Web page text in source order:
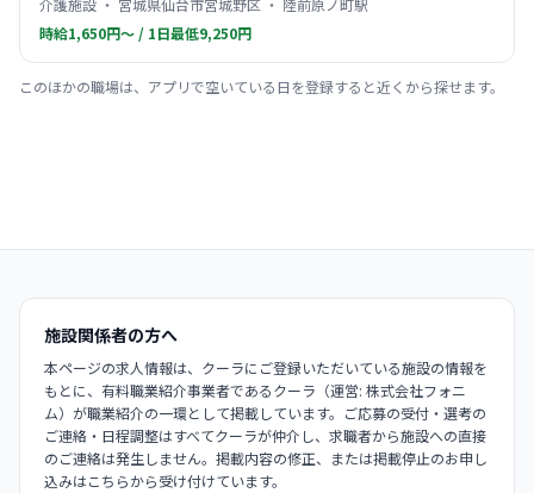
介護施設 ・ 宮城県仙台市宮城野区 ・ 陸前原ノ町駅
時給1,650円〜 / 1日最低9,250円
このほかの職場は、アプリで空いている日を登録すると近くから探せます。
施設関係者の方へ
本ページの求人情報は、クーラにご登録いただいている施設の情報を
もとに、有料職業紹介事業者であるクーラ（運営: 株式会社フォニ
ム）が職業紹介の一環として掲載しています。ご応募の受付・選考の
ご連絡・日程調整はすべてクーラが仲介し、求職者から施設への直接
のご連絡は発生しません。掲載内容の修正、または掲載停止のお申し
込みはこちらから受け付けています。